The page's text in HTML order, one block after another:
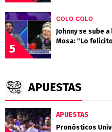
5
COLO COLO
Johnny se sube
Mosa: "Lo
APUESTAS
APUESTAS
Pronósticos